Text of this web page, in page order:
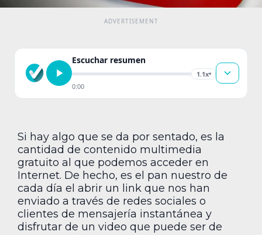
Escuchar resumen
1.1x▾
0:00
Si hay algo que se da por sentado, es la
cantidad de contenido multimedia
gratuito al que podemos acceder en
Internet. De hecho, es el pan nuestro de
cada día el abrir un link que nos han
enviado a través de redes sociales o
clientes de mensajería instantánea y
disfrutar de un video que puede ser de